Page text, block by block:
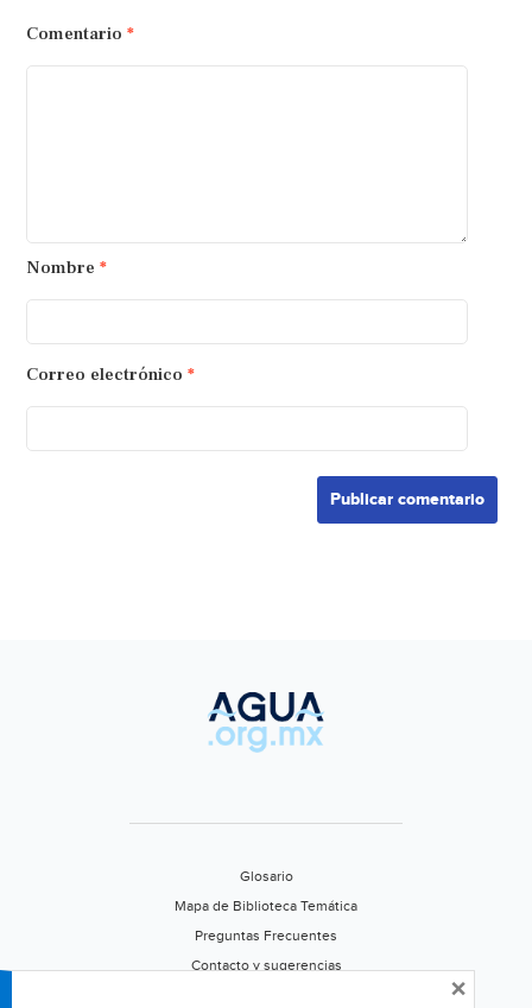
Comentario *
Nombre *
Correo electrónico *
Glosario
Mapa de Biblioteca Temática
Preguntas Frecuentes
Contacto y sugerencias
×